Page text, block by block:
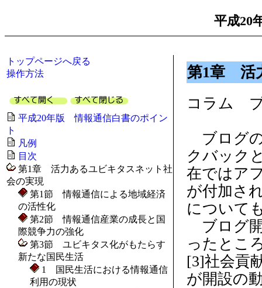
平成20
トップページへ戻る
操作方法
平成20年版 情報通信白書のポイン
ト
凡例
目次
第1章 活力あるユビキタスネット社
会の実現
第1節 情報通信による地域経済
の活性化
第2節 情報通信産業の成長と国
際競争力の強化
第3節 ユビキタス化がもたらす
新たな国民生活
1 国民生活における情報通信
利用の現状
第1章 活
コラム ブ
ブログ
クバック
在ではア
が付加さ
について
ブログ
ったとこ
[3]社会貢
が開設の